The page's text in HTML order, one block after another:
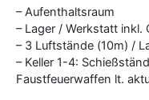
– Aufenthaltsraum
– Lager / Werkstatt inkl.
– 3 Luftstände (10m) /
– Keller 1-4:
Faustfeuerwaffen lt.